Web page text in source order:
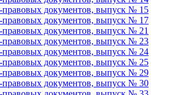
документов, выпуск № 15
документов, выпуск № 17
документов, выпуск № 21
документов, выпуск № 23
документов, выпуск № 24
документов, выпуск № 25
документов, выпуск № 29
документов, выпуск № 30